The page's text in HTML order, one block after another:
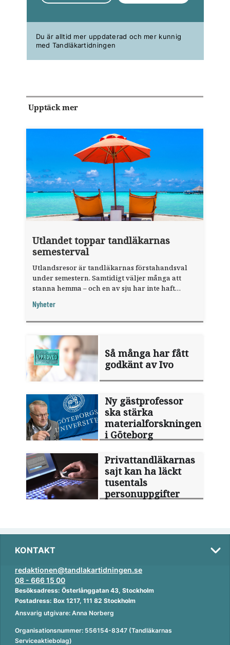
Du är alltid mer uppdaterad och mer kunnig
med Tandläkartidningen
Upptäck mer
Utlandet toppar tandläkarnas
semesterval
Utlandsresor är tandläkarnas förstahandsval
under semestern. Samtidigt väljer många att
stanna hemma – och en av sju har inte haft
fråga".
Nyheter
Så många har fått
godkänt av Ivo
Ny gästprofessor
ska stärka
materialforskningen
i Göteborg
Privattandläkarnas
sajt kan ha läckt
tusentals
personuppgifter
KONTAKT
redaktionen@tandlakartidningen.se
08 - 666 15 00
Besöksadress: Österlånggatan 43, Stockholm
Postadress: Box 1217, 111 82 Stockholm
Ansvarig utgivare: Anna Norberg
Organisationsnummer: 556154-8347 (Tandläkarnas
Serviceaktiebolag)